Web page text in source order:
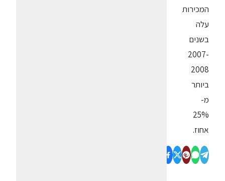
המכירות
עלה
בשנים
2007-
2008
ביותר
מ-
25%
אחוז.